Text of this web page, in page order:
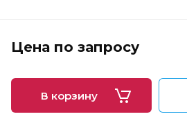
Цена по запросу
В корзину